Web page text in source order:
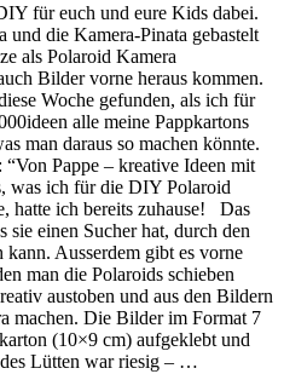
für euch und eure Kids dabei.
und die Kamera-Pinata gebastelt
als Polaroid Kamera
Bilder vorne heraus kommen.
Woche gefunden, als ich für
alle meine Pappkartons
man daraus so machen könnte.
Pappe – kreative Ideen mit
was ich für die DIY Polaroid
hatte ich bereits zuhause! Das
sie einen Sucher hat, durch den
Ausserdem gibt es vorne
man die Polaroids schieben
austoben und aus den Bildern
machen. Die Bilder im Format 7
(10×9 cm) aufgeklebt und
Lütten war riesig – …